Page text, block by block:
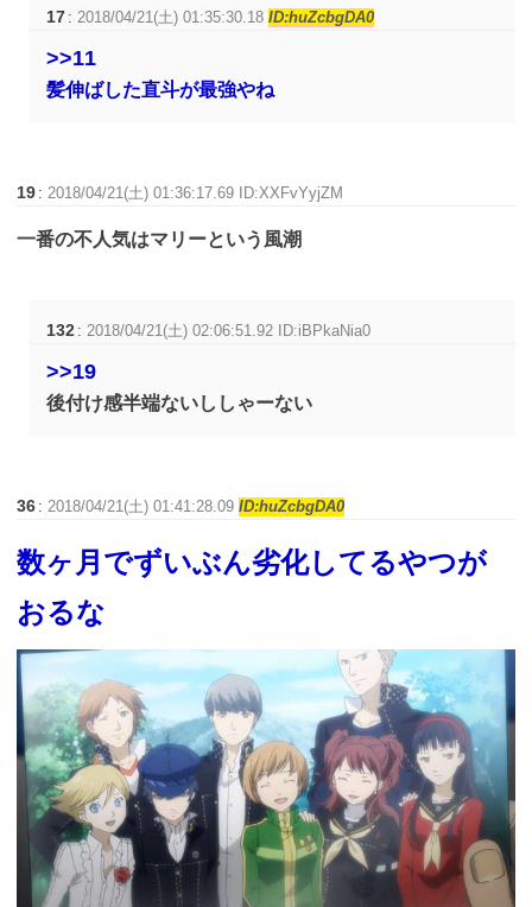
17 :2018/04/21(土) 01:35:30.18ID:huZcbgDA0
>>11
髪伸ばした直斗が最強やね
19 :2018/04/21(土) 01:36:17.69 ID:XXFvYyjZM
一番の不人気はマリーという風潮
132 :2018/04/21(土) 02:06:51.92 ID:iBPkaNia0
>>19
後付け感半端ないししゃーない
36 :2018/04/21(土) 01:41:28.09ID:huZcbgDA0
数ヶ月でずいぶん劣化してるやつが
おるな